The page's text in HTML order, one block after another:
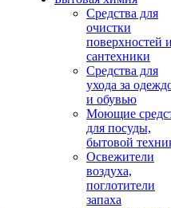
Средства для
очистки
поверхностей
сантехники
Средства для
ухода за
и обувью
Моющие
для посуды,
бытовой
Освежители
воздуха,
поглотители
запаха